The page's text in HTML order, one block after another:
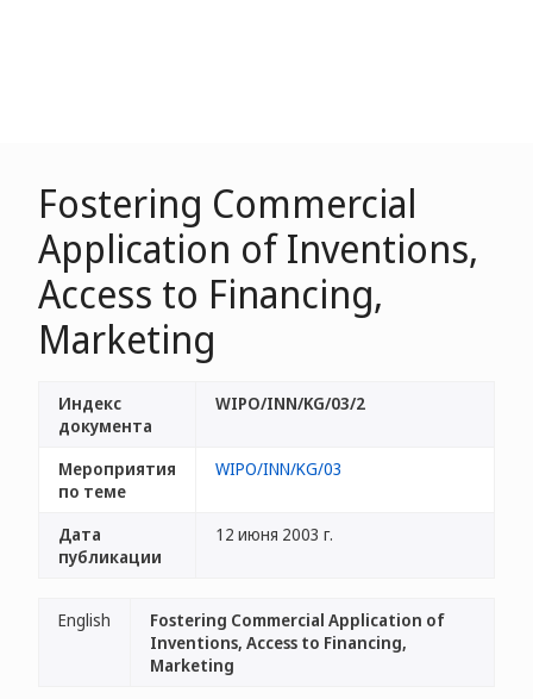
Fostering Commercial
Application of Inventions,
Access to Financing,
Marketing
Индекс
документа
WIPO/INN/KG/03/2
Мероприятия
по теме
WIPO/INN/KG/03
Дата
публикации
12 июня 2003 г.
English
Fostering Commercial Application of
Inventions, Access to Financing,
Marketing